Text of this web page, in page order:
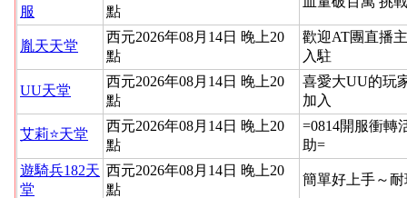
服
點
胤天天堂
西元2026年08月14日 晚上20
點
歡迎AT團直播
入駐
UU天堂
西元2026年08月14日 晚上20
點
喜愛大UU的玩
加入
艾莉⭐天堂
西元2026年08月14日 晚上20
點
=0814開服衝轉
助=
遊騎兵182天
堂
西元2026年08月14日 晚上20
點
簡單好上手～